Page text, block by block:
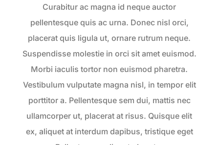
Curabitur ac magna id neque auctor
pellentesque quis ac urna. Donec nisl orci,
placerat quis ligula ut, ornare rutrum neque.
Suspendisse molestie in orci sit amet euismod.
Morbi iaculis tortor non euismod pharetra.
Vestibulum vulputate magna nisl, in tempor elit
porttitor a. Pellentesque sem dui, mattis nec
ullamcorper ut, placerat at risus. Quisque elit
ex, aliquet at interdum dapibus, tristique eget